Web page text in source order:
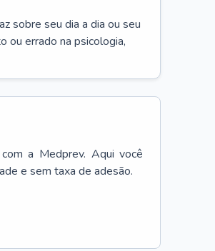
sobre seu dia a dia ou seu
ou errado na psicologia,
a Medprev. Aqui você
e sem taxa de adesão.